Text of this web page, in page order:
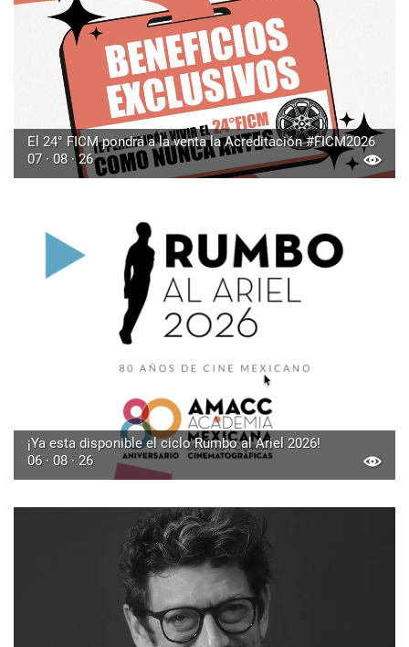
El 24° FICM pondrá a la venta la Acreditación #FICM2026
07 · 08 · 26
¡Ya esta disponible el ciclo Rumbo al Ariel 2026!
06 · 08 · 26